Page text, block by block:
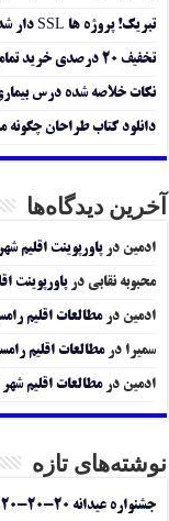
تبریک! پروژه ها SSL دار شد…
تخفیف ۲۰ درصدی خرید تمامی پروژه ها
نکات خلاصه شده درس
دانلود کتاب طراحان چگونه
آخرین دیدگاه‌ها
ادمین درپاورپوینت اقلیم
محبوبه نقابی درپاورپوینت
ادمین درمطالعات اقلیم
سمیرا درمطالعات اقلیم
ادمین درمطالعات اقلیم شهر
نوشته‌های تازه
جشنواره عیدانه ۲۰-۲۰-۲۰ پروژه ها